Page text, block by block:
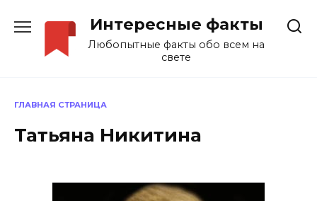
содержанию
Интересные факты
Любопытные факты обо всем на
свете
ГЛАВНАЯ СТРАНИЦА
Татьяна Никитина